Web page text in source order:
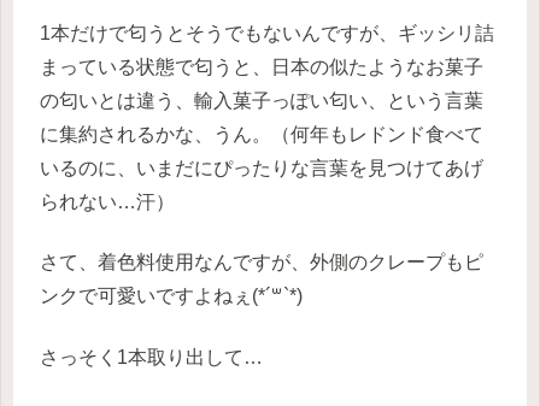
1本だけで匂うとそうでもないんですが、ギッシリ詰
まっている状態で匂うと、日本の似たようなお菓子
の匂いとは違う、輸入菓子っぽい匂い、という言葉
に集約されるかな、うん。（何年もレドンド食べて
いるのに、いまだにぴったりな言葉を見つけてあげ
られない…汗）
さて、着色料使用なんですが、外側のクレープもピ
ンクで可愛いですよねぇ(*´꒳`*)
さっそく1本取り出して…